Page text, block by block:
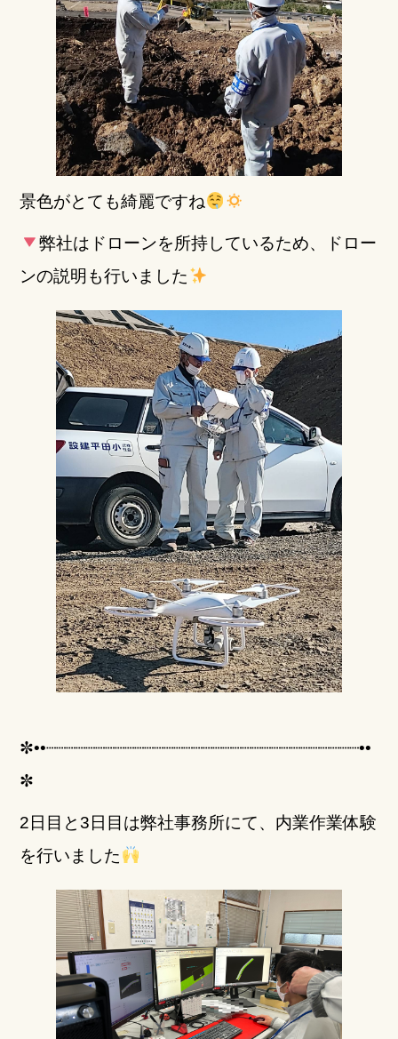
景色がとても綺麗ですね
弊社はドローンを所持しているため、ドロー
ンの説明も行いました
✼••┈┈┈┈┈┈┈┈┈┈┈┈┈┈┈┈┈┈┈┈┈┈┈┈┈┈┈┈┈┈┈┈••
✼
2日目と3日目は弊社事務所にて、内業作業体験
を行いました